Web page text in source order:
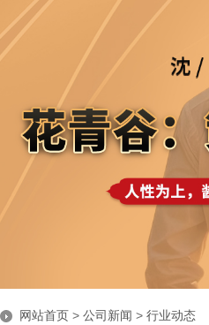
网站首页 > 公司新闻 > 行业动态